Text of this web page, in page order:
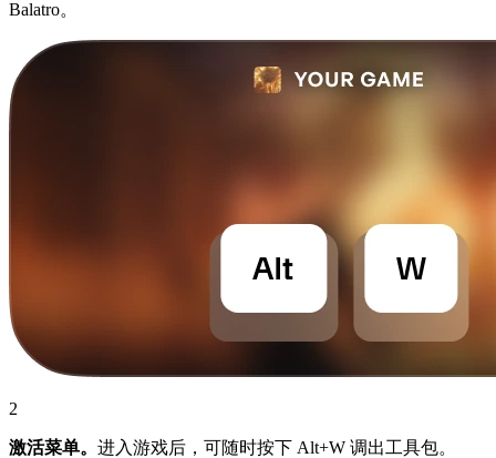
Balatro。
2
激活菜单。 进入游戏后，可随时按下 Alt+W 调出工具包。